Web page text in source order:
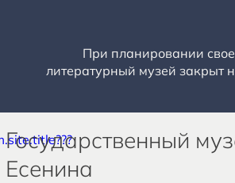
При планировании
литературный музей закрыт
Государственный
Есенина